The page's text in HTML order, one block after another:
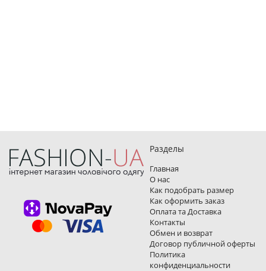
Разделы
Главная
О нас
Как подобрать размер
Как оформить заказ
Оплата та Доставка
Контакты
Обмен и возврат
Договор публичной оферты
Политика
конфиденциальности